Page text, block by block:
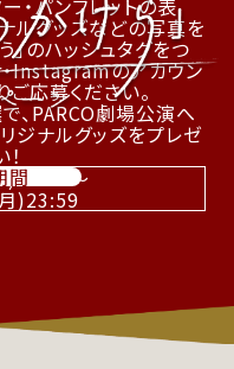
・パンフレットの表
ルグッズなどの写真を
」のハッシュタグをつ
Instagramのアカウン
応募ください。
、PARCO劇場公演へ
ジナルグッズをプレゼ
間
)10:00～
)23:59